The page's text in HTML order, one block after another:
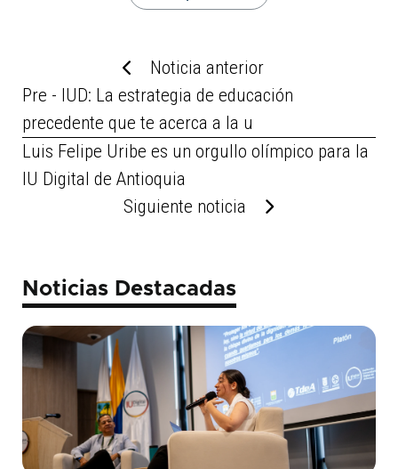
Noticia anterior
Pre - IUD: La estrategia de educación
precedente que te acerca a la u
Luis Felipe Uribe es un orgullo olímpico para la
IU Digital de Antioquia
Siguiente noticia
Noticias Destacadas